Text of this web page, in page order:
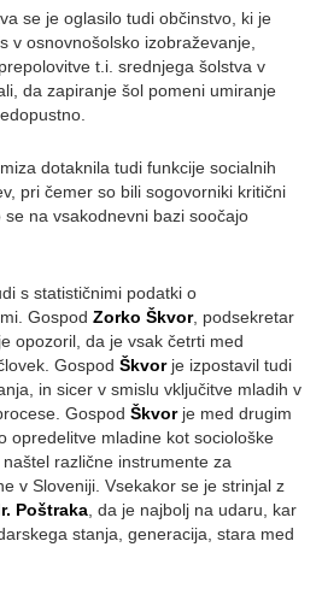
se je oglasilo tudi občinstvo, ki je
v osnovnošolsko izobraževanje,
t.i. srednjega šolstva v
da zapiranje šol pomeni umiranje
dotaknila tudi funkcije socialnih
pri čemer so bili sogovorniki kritični
na vsakodnevni bazi soočajo
s statističnimi podatki o
Gospod Zorko Škvor, podsekretar
opozoril, da je vsak četrti med
Gospod Škvorje izpostavil tudi
in sicer v smislu vključitve mladih v
Gospod Škvorje med drugim
opredelitve mladine kot sociološke
različne instrumente za
v Sloveniji. Vsekakor se je strinjal z
Poštraka, da je najbolj na udaru, kar
stanja, generacija, stara med